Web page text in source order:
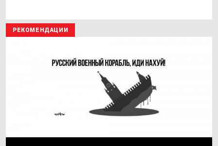
РЕКОМЕНДАЦИИ